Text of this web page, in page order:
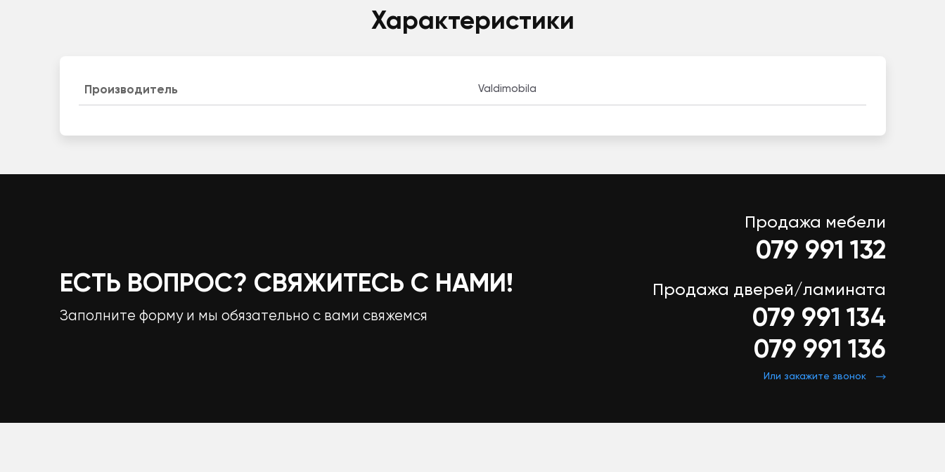
Характеристики
Производитель Valdimobila
ЕСТЬ ВОПРОС? СВЯЖИТЕСЬ С НАМИ!
Заполните форму и мы обязательно с вами свяжемся
Продажа мебели
079 991 132
Продажа дверей/ламината
079 991 134
079 991 136
Или закажите звонок